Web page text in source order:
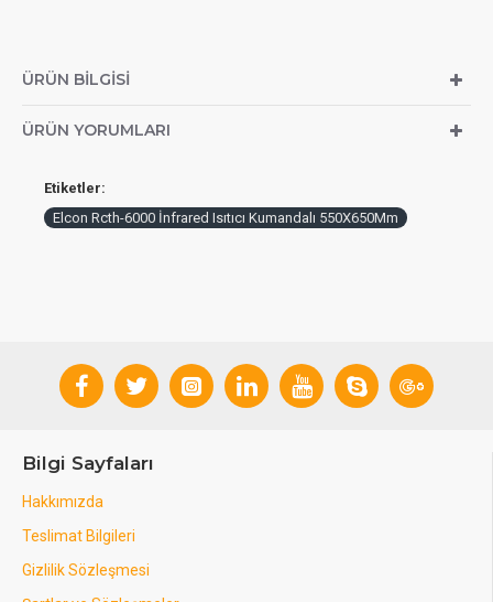
ÜRÜN BILGISI
ÜRÜN YORUMLARI
Etiketler:
Elcon Rcth-6000 İnfrared Isıtıcı Kumandalı 550X650Mm
Bilgi Sayfaları
Hakkımızda
Teslimat Bilgileri
Gizlilik Sözleşmesi